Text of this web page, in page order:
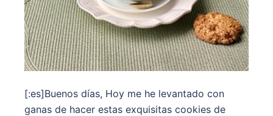
[:es]Buenos días, Hoy me he levantado con
ganas de hacer estas exquisitas cookies de